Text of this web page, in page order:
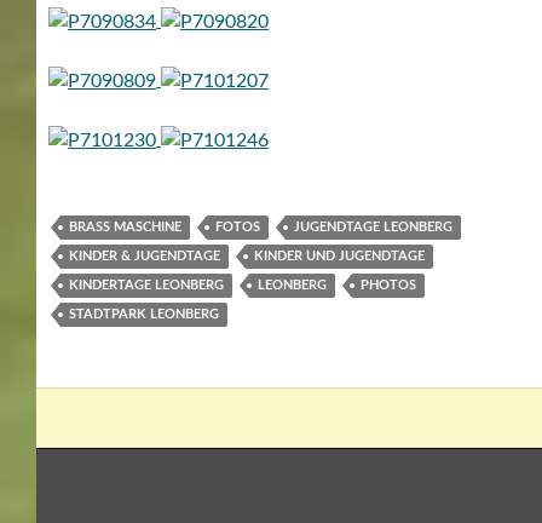
BRASS MASCHINE FOTOS JUGENDTAGE LEONBERG
KINDER & JUGENDTAGE KINDER UND JUGENDTAGE
KINDERTAGE LEONBERG LEONBERG PHOTOS
STADTPARK LEONBERG